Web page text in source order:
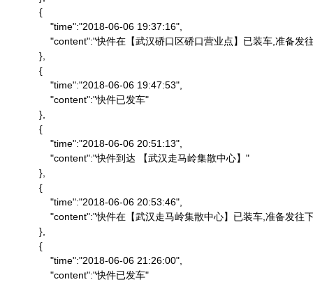
            {
                "time":"2018-06-06 19:37:16",
"content":"快件在【武汉硚口区硚口营业点】已装车,准备
            },
            {
                "time":"2018-06-06 19:47:53",
                "content":"快件已发车"
            },
            {
                "time":"2018-06-06 20:51:13",
                "content":"快件到达 【武汉走马岭集散中心】"
            },
            {
                "time":"2018-06-06 20:53:46",
"content":"快件在【武汉走马岭集散中心】已装车,准备发往
            },
            {
                "time":"2018-06-06 21:26:00",
                "content":"快件已发车"